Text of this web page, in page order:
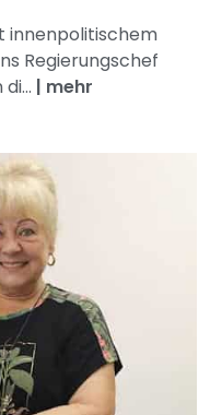
innenpolitischem
Regierungschef
| mehr